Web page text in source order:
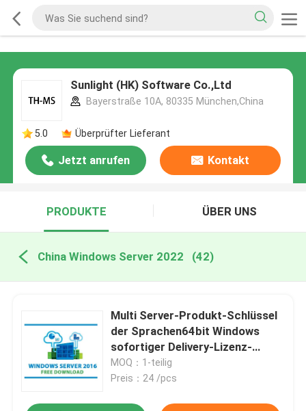
Sunlight (HK) Software Co.,Ltd
Bayerstraße 10A, 80335 München,China
5.0 Überprüfter Lieferant
Jetzt anrufen Kontakt
PRODUKTE ÜBER UNS
China Windows Server 2022 (42)
Multi Server-Produkt-Schlüssel
der Sprachen64bit Windows
sofortiger Delivеry-Lizenz-
Schlüssel 2016
MOQ：1-teilig
Preis：24 /pcs